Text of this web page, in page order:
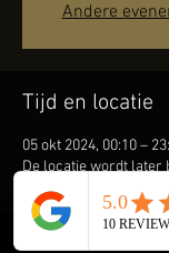
Andere
Tijd en locatie
05 okt 2024, 00:10 –
De locatie wordt later
Deel dit